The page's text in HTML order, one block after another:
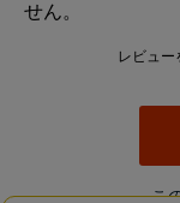
こ
せん。
レビュー